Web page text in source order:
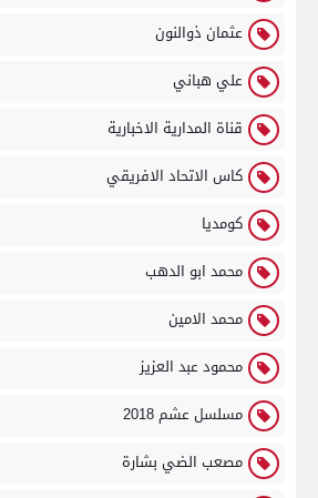
عثمان ذوالنون
علي هباني
قناة المدارية الاخبارية
كاس الاتحاد الافريقي
كومديا
محمد ابو الدهب
محمد الامين
محمود عبد العزيز
مسلسل عشم 2018
مصعب الضي بشارة